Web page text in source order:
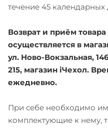
течение 45 календарных
Возврат и приём
осуществляется в
ул. Ново-Вокзальная,
215, магазин iЧехол.
ежедневно.
При себе необходимо
комплектующие к нему,